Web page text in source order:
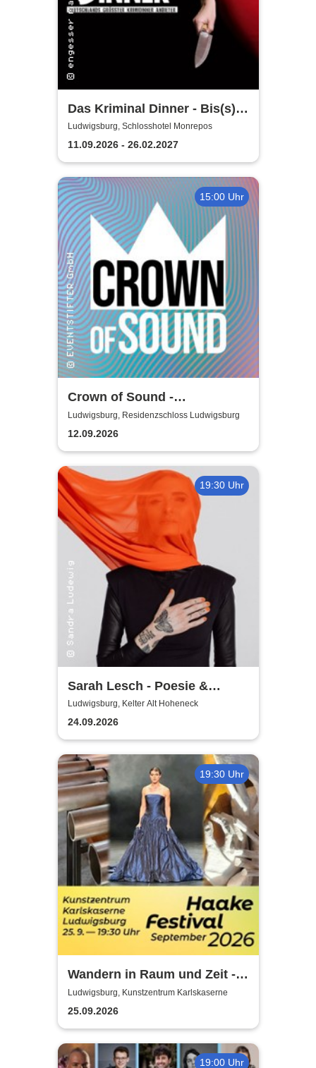
Das Kriminal Dinner - Bis(s)
zum letzten Zug
Ludwigsburg, Schlosshotel Monrepos
11.09.2026 - 26.02.2027
15:00 Uhr
Crown of Sound -
Residenzschloss
Ludwigsburg
Ludwigsburg, Residenzschloss Ludwigsburg
12.09.2026
19:30 Uhr
Sarah Lesch - Poesie &
Widerstand Tour
Ludwigsburg, Kelter Alt Hoheneck
24.09.2026
19:30 Uhr
Wandern in Raum und Zeit -
Ausstellungseröffnung,
Konzert, Performance
Ludwigsburg, Kunstzentrum Karlskaserne
25.09.2026
19:00 Uhr